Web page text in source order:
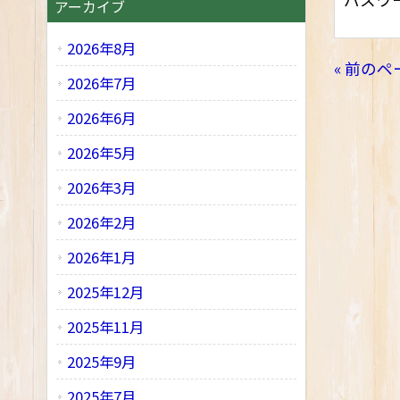
« 前のペ
アーカイブ
2026年8月
2026年7月
2026年6月
2026年5月
2026年3月
2026年2月
2026年1月
2025年12月
2025年11月
2025年9月